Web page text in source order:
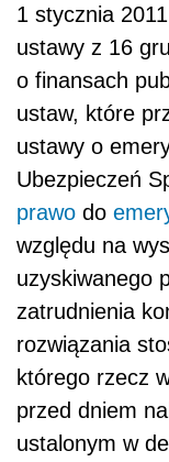
1 stycznia
ustawy z 16
o finansach
ustaw, które
ustawy o
Ubezpieczeń
prawo do
względu na
uzyskiwanego
zatrudnienia
rozwiązania
którego rzecz
przed dniem
ustalonym w